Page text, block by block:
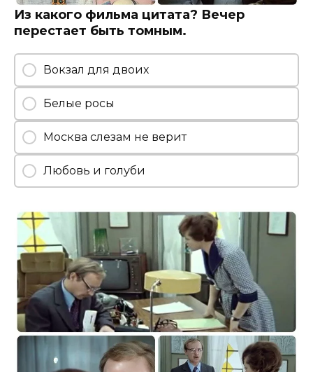
Из какого фильма цитата? Вечер
перестает быть томным.
Вокзал для двоих
Белые росы
Москва слезам не верит
Любовь и голуби